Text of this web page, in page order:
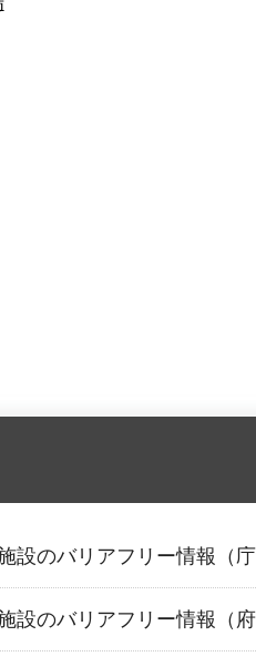
設のバリアフリー情報（庁
設のバリアフリー情報（